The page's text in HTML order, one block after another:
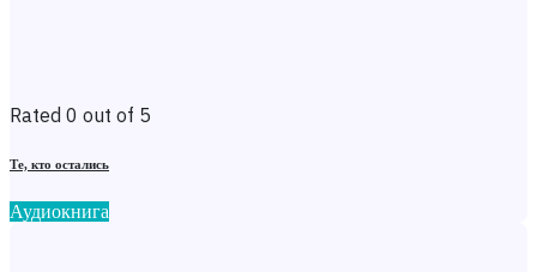
Rated 0 out of 5
Те, кто остались
Аудиокнига